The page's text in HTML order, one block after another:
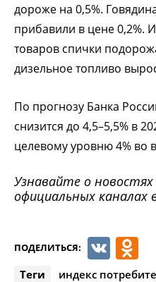
дороже на 0,5%.
прибавили в цене 0,2%.
товаров спички
дизельное топливо
По прогнозу Банка
снизится до 4,5–5,5% в
целевому уровню 4% во
Узнавайте о
официальных каналах
ПОДЕЛИТЬСЯ: VK
Теги индекс